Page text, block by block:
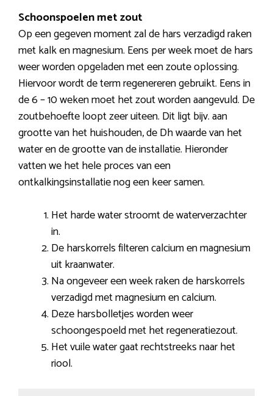
Schoonspoelen met zout
Op een gegeven moment zal de hars verzadigd raken
met kalk en magnesium. Eens per week moet de hars
weer worden opgeladen met een zoute oplossing.
Hiervoor wordt de term regenereren gebruikt. Eens in
de 6 – 10 weken moet het zout worden aangevuld. De
zoutbehoefte loopt zeer uiteen. Dit ligt bijv. aan
grootte van het huishouden, de Dh waarde van het
water en de grootte van de installatie. Hieronder
vatten we het hele proces van een
ontkalkingsinstallatie nog een keer samen.
Het harde water stroomt de waterverzachter
in.
De harskorrels filteren calcium en magnesium
uit kraanwater.
Na ongeveer een week raken de harskorrels
verzadigd met magnesium en calcium.
Deze harsbolletjes worden weer
schoongespoeld met het regeneratiezout.
Het vuile water gaat rechtstreeks naar het
riool.